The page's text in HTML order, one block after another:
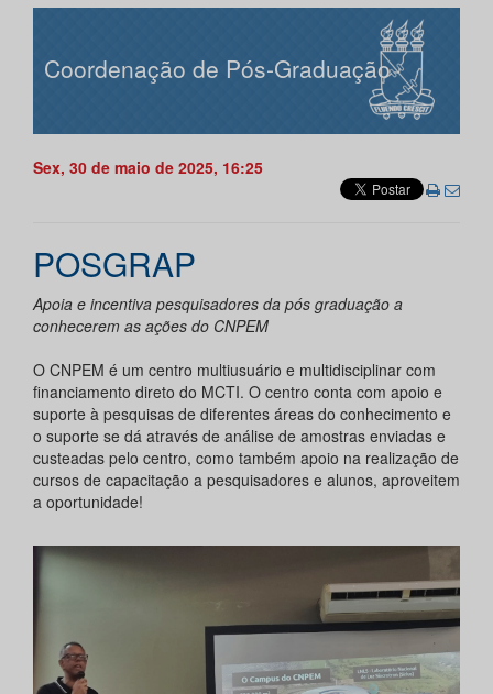
Coordenação de Pós-Graduação
Sex, 30 de maio de 2025, 16:25
POSGRAP
Apoia e incentiva pesquisadores da pós graduação a
conhecerem as ações do CNPEM
O CNPEM é um centro multiusuário e multidisciplinar com
financiamento direto do MCTI. O centro conta com apoio e
suporte à pesquisas de diferentes áreas do conhecimento e
o suporte se dá através de análise de amostras enviadas e
custeadas pelo centro, como também apoio na realização de
cursos de capacitação a pesquisadores e alunos, aproveitem
a oportunidade!